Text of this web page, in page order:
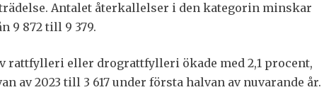
Antalet återkallelser i den kategorin minskar
9 872 till 9 379.
rattfylleri eller drograttfylleri ökade med 2,1 procent,
av 2023 till 3 617 under första halvan av nuvarande år.